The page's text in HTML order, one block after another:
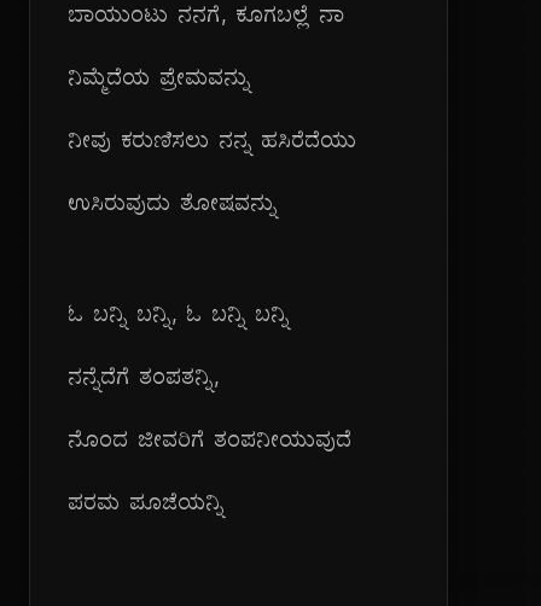
ಬಾಯುಂಟು ನನಗೆ, ಕೂಗಬಲ್ಲೆ ನಾ
ನಿಮ್ಮೆದೆಯ ಪ್ರೇಮವನ್ನು
ನೀವು ಕರುಣಿಸಲು ನನ್ನ ಹಸಿರೆದೆಯು
ಉಸಿರುವುದು ತೋಷವನ್ನು
ಓ ಬನ್ನಿ ಬನ್ನಿ, ಓ ಬನ್ನಿ ಬನ್ನಿ
ನನ್ನೆದೆಗೆ ತಂಪತನ್ನಿ,
ನೊಂದ ಜೀವರಿಗೆ ತಂಪನೀಯುವುದೆ
ಪರಮ ಪೂಜೆಯನ್ನಿ